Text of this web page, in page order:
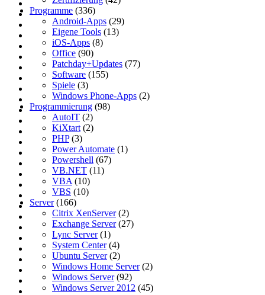
Programme (336)
Android-Apps (29)
Eigene Tools (13)
iOS-Apps (8)
Office (90)
Patchday+Updates (77)
Software (155)
Spiele (3)
Windows Phone-Apps (2)
Programmierung (98)
AutoIT (2)
KiXtart (2)
PHP(3)
Power Automate (1)
Powershell (67)
VB.NET (11)
VBA (10)
VBS (10)
Server(166)
Citrix XenServer(2)
Exchange Server(27)
Lync Server(1)
System Center(4)
Ubuntu Server(2)
Windows Home Server(2)
Windows Server(92)
Windows Server 2012 (45)